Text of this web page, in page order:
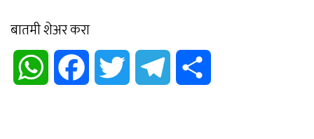
बातमी शेअर करा
WhatsApp Facebook Twitter Telegram